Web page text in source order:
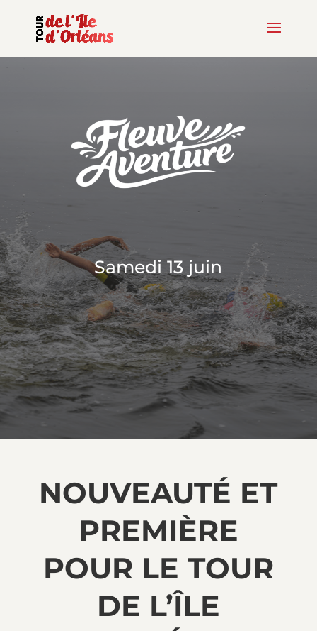
Samedi 13 juin
NOUVEAUTÉ ET
PREMIÈRE
POUR LE TOUR
DE L’ÎLE